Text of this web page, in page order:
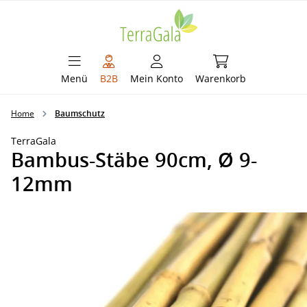
Menü B2B Mein Konto Warenkorb
Warenkorb
Home Baumschutz
TerraGala
Bambus-Stäbe 90cm, Ø 9-
12mm